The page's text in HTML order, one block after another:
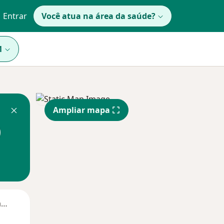
Entrar Você atua na área da saúde?
Segunda-feira
Ampliar mapa